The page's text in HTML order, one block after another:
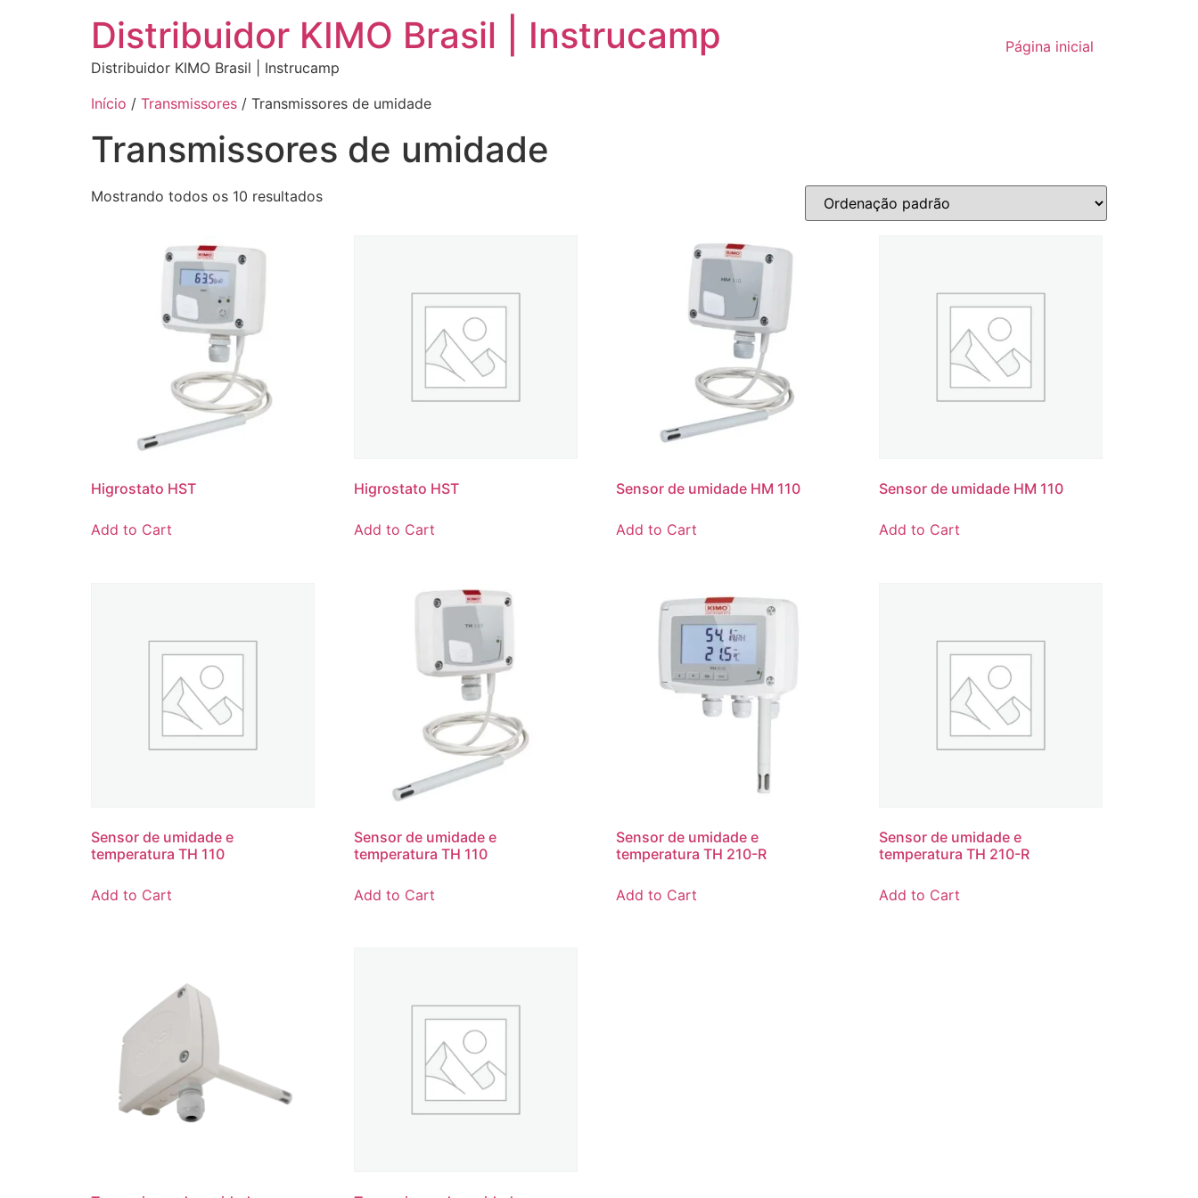
Distribuidor KIMO Brasil | Instrucamp
Distribuidor KIMO Brasil | Instrucamp
Página inicial
Início / Transmissores / Transmissores de umidade
Transmissores de umidade
Mostrando todos os 10 resultados
Higrostato HST
Add to Cart
Higrostato HST
Add to Cart
Sensor de umidade HM 110
Add to Cart
Sensor de umidade HM 110
Add to Cart
Sensor de umidade e
temperatura TH 110
Add to Cart
Sensor de umidade e
temperatura TH 110
Add to Cart
Sensor de umidade e
temperatura TH 210-R
Add to Cart
Sensor de umidade e
temperatura TH 210-R
Add to Cart